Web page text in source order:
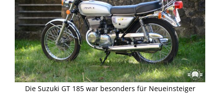
Die Suzuki GT 185 war besonders für Neueinsteiger